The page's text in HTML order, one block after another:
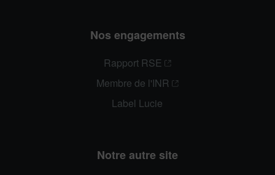
Nos engagements
Rapport RSE
Membre de l'INR
Label Lucie
Notre autre site